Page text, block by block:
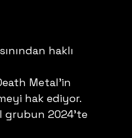
haklı
Metal’in
hak ediyor.
grubun 2024’te